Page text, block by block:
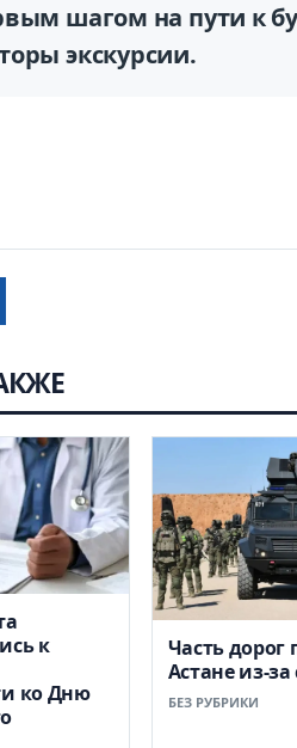
шагом на пути к
экскурсии.
к
ко Дню
Часть дорог
Астане из-
БЕЗ РУБРИКИ